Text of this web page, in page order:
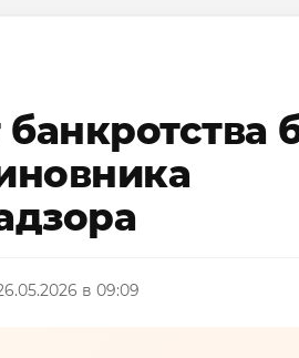
в 09:09